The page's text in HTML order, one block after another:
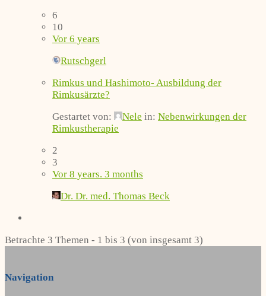
6
10
Vor 6 years
Rutschgerl
Rimkus und Hashimoto- Ausbildung der
Rimkusärzte?
Gestartet von:
Nele in: Nebenwirkungen der
Rimkustherapie
2
3
Vor 8 years. 3 months
Dr. Dr. med. Thomas Beck
Betrachte 3 Themen - 1 bis 3 (von insgesamt 3)
Navigation